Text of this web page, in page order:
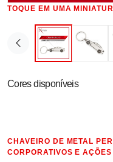
TOQUE EM UMA
Cores disponíveis
CHAVEIRO DE METAL
CORPORATIVOS E